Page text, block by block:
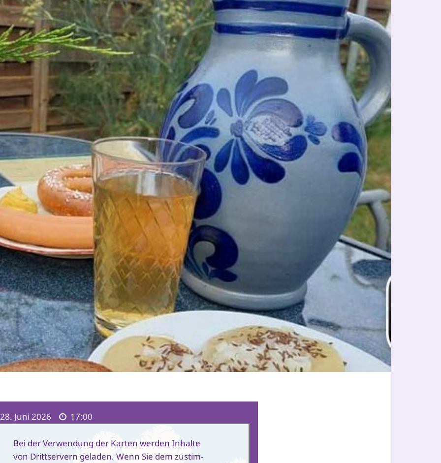
Juni 2026 17:00
Bei der Verwendung der Karten wer­den Inhalte
von Drittservern gela­den. Wenn Sie dem zustim­